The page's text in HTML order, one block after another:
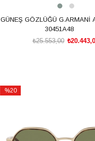
GÜNEŞ GÖZLÜĞÜ G.ARMANİ
30451A48
₺25.553,00
%20